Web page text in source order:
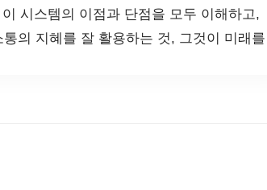
시스템의 이점과 단점을 모두 이해하고,
의 지혜를 잘 활용하는 것, 그것이 미래를